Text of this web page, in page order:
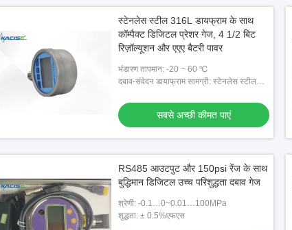
स्टेनलेस स्टील 316L डायफ्राम के साथ
कॉम्पैक्ट डिजिटल प्रेशर गेज, 4 1/2 बिट
रिज़ॉल्यूशन और एएए बैटरी पावर
भंडारण तापमान: -20 ~ 60 ℃
दबाव-संवेदन डायाफ्राम सामग्री: स्टेनलेस स्टील
सबसे अच्छी कीमत पाएं
RS485 आउटपुट और 150psi रेंज के साथ
बुद्धिमान डिजिटल उच्च परिशुद्धता दबाव गेज
श्रेणी: -0.1…0~0.01…100MPa
शुद्धता: ± 0.5%एफएस